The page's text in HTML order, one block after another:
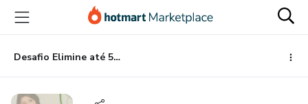
para
conteúdo
principal
para
pagamento
para
rodapé
Desafio Elimine até 5kg em 3 Dias